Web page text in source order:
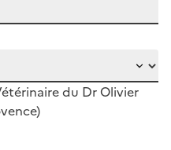
du Dr Olivier